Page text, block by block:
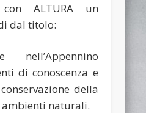
con ALTURA un
dal titolo:
nell’Appennino
di conoscenza e
della
ambienti naturali.